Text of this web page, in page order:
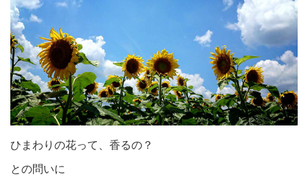
ひまわりの花って、香るの？
との問いに